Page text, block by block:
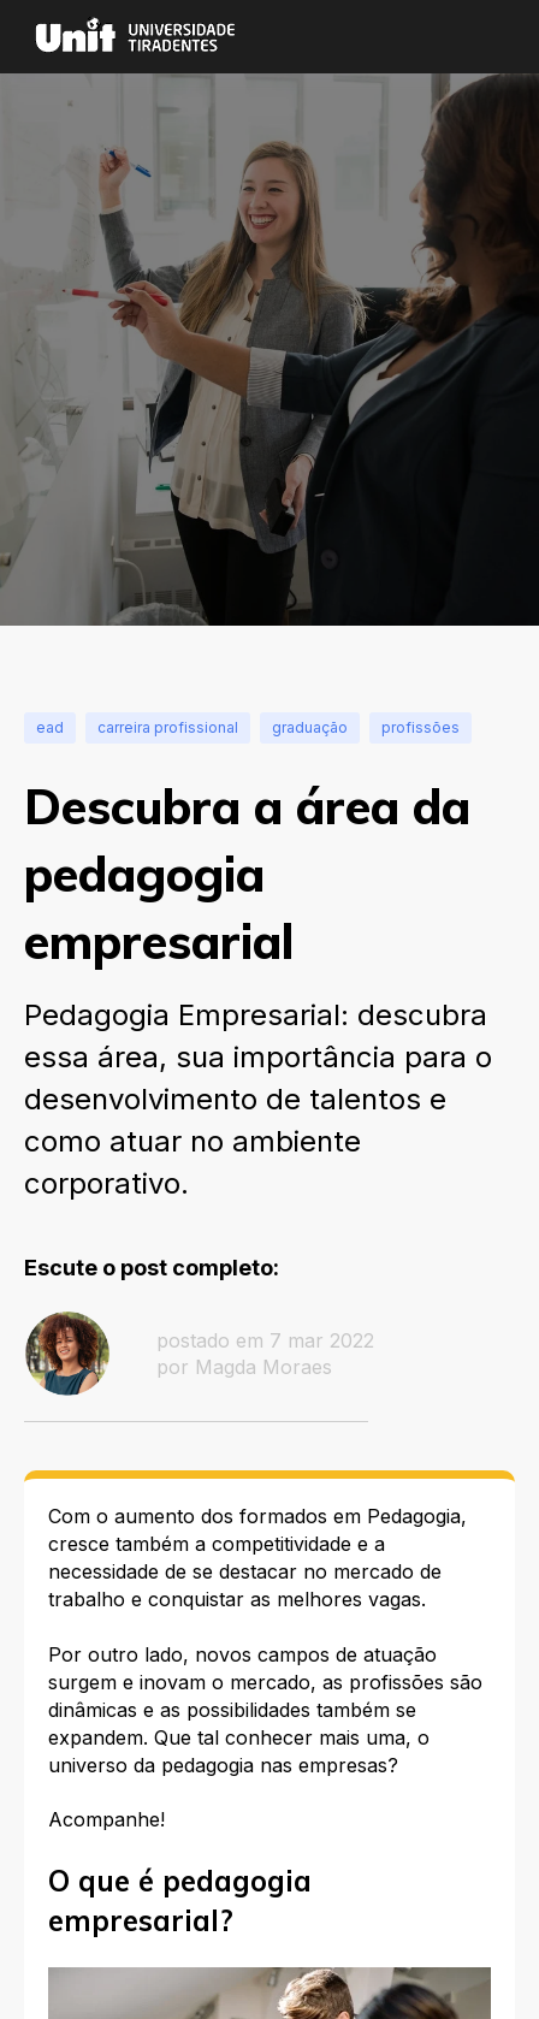
ead carreira profissional graduação profissões
Descubra a área da
pedagogia
empresarial
Pedagogia Empresarial: descubra
essa área, sua importância para o
desenvolvimento de talentos e
como atuar no ambiente
corporativo.
Escute o post completo:
postado em 7 mar 2022
por Magda Moraes
Com o aumento dos formados em Pedagogia,
cresce também a competitividade e a
necessidade de se destacar no mercado de
trabalho e conquistar as melhores vagas.
Por outro lado, novos campos de atuação
surgem e inovam o mercado, as profissões são
dinâmicas e as possibilidades também se
expandem. Que tal conhecer mais uma, o
universo da pedagogia nas empresas?
Acompanhe!
O que é pedagogia
empresarial?